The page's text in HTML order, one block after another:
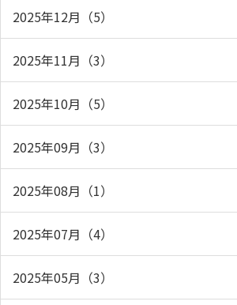
2025年12月（5）
2025年11月（3）
2025年10月（5）
2025年09月（3）
2025年08月（1）
2025年07月（4）
2025年05月（3）